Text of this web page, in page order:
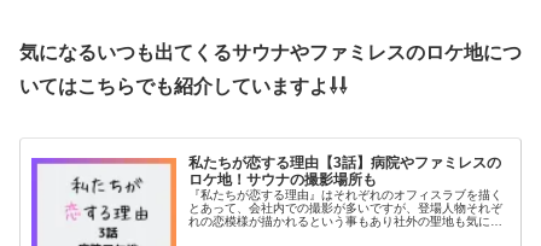
気になるいつも出てくるサウナやファミレスのロケ地につ
いてはこちらでも紹介していますよ⇩⇩
私たちが恋する理由【3話】病院やファミレスの
ロケ地！サウナの撮影場所も
『私たちが恋する理由』はそれぞれのオフィスラブを描く
とあって、会社内での撮影が多いですが、登場人物それぞ
れの恋模様が描かれるという事もあり社外の聖地も気にな